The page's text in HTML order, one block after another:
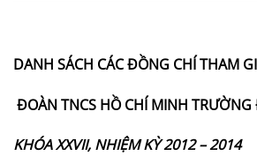
DANH SÁCH CÁC ĐỒNG CHÍ THAM
ĐOÀN TNCS HỒ CHÍ MINH
KHÓA XXVII, NHIỆM KỲ 2012 – 2014